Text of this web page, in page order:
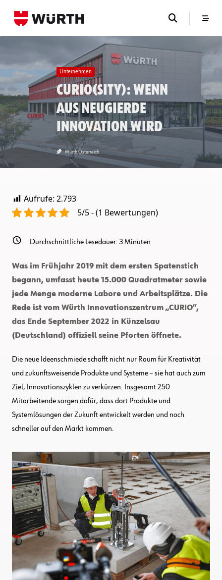
Unternehmen
CURIO(sity): Wenn
aus Neugierde
Innovation wird
Würth Österreich
Aufrufe: 2.793
5/5 - (1 Bewertungen)
Durchschnittliche Lesedauer: 3Minuten
Was im Frühjahr 2019 mit dem ersten Spatenstich
begann, umfasst heute 15.000 Quadratmeter sowie
jede Menge moderne Labore und Arbeitsplätze. Die
Rede ist vom Würth Innovationszentrum „CURIO“,
das Ende September 2022 in Künzelsau
(Deutschland) offiziell seine Pforten öffnete.
Die neue Ideenschmiede schafft nicht nur Raum für Kreativität
und zukunftsweisende Produkte und Systeme – sie hat auch zum
Ziel, Innovationszyklen zu verkürzen. Insgesamt 250
Mitarbeitende sorgen dafür, dass dort Produkte und
Systemlösungen der Zukunft entwickelt werden und noch
schneller auf den Markt kommen.